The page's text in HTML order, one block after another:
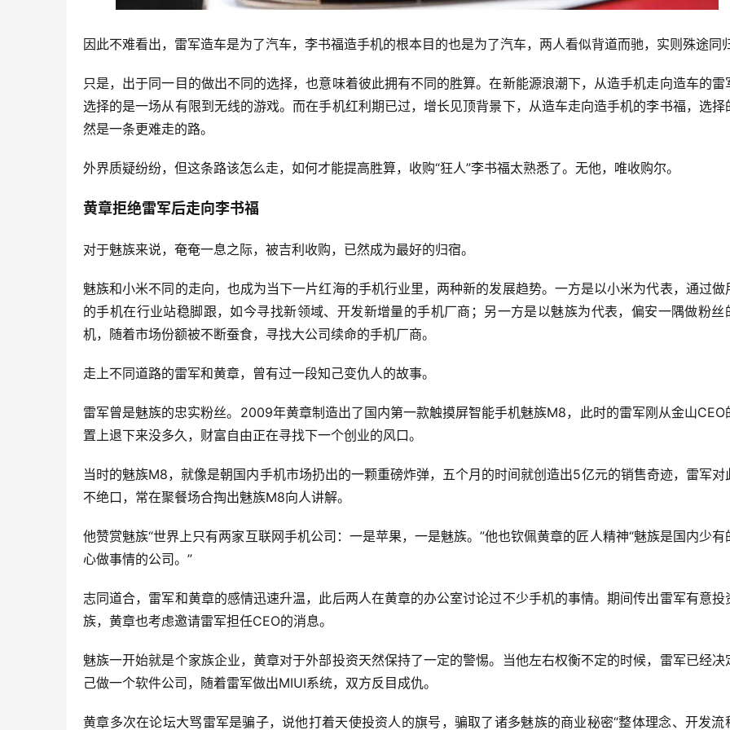
因此不难看出，雷军造车是为了汽车，李书福造手机的根本目的也是为了汽车，两人看似背道而驰，实则殊途同归
只是，出于同一目的做出不同的选择，也意味着彼此拥有不同的胜算。在新能源浪潮下，从造手机走向造车的雷
选择的是一场从有限到无线的游戏。而在手机红利期已过，增长见顶背景下，从造车走向造手机的李书福，选择
然是一条更难走的路。
外界质疑纷纷，但这条路该怎么走，如何才能提高胜算，收购“狂人”李书福太熟悉了。无他，唯收购尔。
黄章拒绝雷军后走向李书福
对于魅族来说，奄奄一息之际，被吉利收购，已然成为最好的归宿。
魅族和小米不同的走向，也成为当下一片红海的手机行业里，两种新的发展趋势。一方是以小米为代表，通过做
的手机在行业站稳脚跟，如今寻找新领域、开发新增量的手机厂商；另一方是以魅族为代表，偏安一隅做粉丝
机，随着市场份额被不断蚕食，寻找大公司续命的手机厂商。
走上不同道路的雷军和黄章，曾有过一段知己变仇人的故事。
雷军曾是魅族的忠实粉丝。2009年黄章制造出了国内第一款触摸屏智能手机魅族M8，此时的雷军刚从金山CEO
置上退下来没多久，财富自由正在寻找下一个创业的风口。
当时的魅族M8，就像是朝国内手机市场扔出的一颗重磅炸弹，五个月的时间就创造出5亿元的销售奇迹，雷军对
不绝口，常在聚餐场合掏出魅族M8向人讲解。
他赞赏魅族“世界上只有两家互联网手机公司：一是苹果，一是魅族。”他也钦佩黄章的匠人精神“魅族是国内少有
心做事情的公司。”
志同道合，雷军和黄章的感情迅速升温，此后两人在黄章的办公室讨论过不少手机的事情。期间传出雷军有意投
族，黄章也考虑邀请雷军担任CEO的消息。
魅族一开始就是个家族企业，黄章对于外部投资天然保持了一定的警惕。当他左右权衡不定的时候，雷军已经决
己做一个软件公司，随着雷军做出MIUI系统，双方反目成仇。
黄章多次在论坛大骂雷军是骗子，说他打着天使投资人的旗号，骗取了诸多魅族的商业秘密“整体理念、开发流